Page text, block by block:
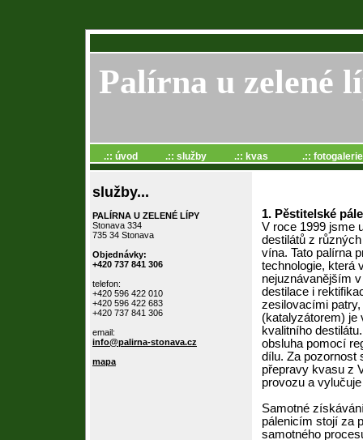
Palírna u zelené
.:: úvod .:: služby .:: kvas .:: fotogalerie
služby...
PALÍRNA U ZELENÉ LÍPY
Stonava 334
735 34 Stonava
Objednávky:
+420 737 841 306
telefon:
+420 596 422 010
+420 596 422 683
+420 737 841 306
email:
info@palirna-stonava.cz
mapa
1. Pěstitelské
V roce 1999 jsme
destilátů z
vína. Tato palírna
technologie, která
nejuznávanějším
destilace i
zesilovacími
(katalyzátorem) je
kvalitního
obsluha pomocí
dílu. Za pozornost
přepravy kvasu z
provozu a
Samotné
pálenicím stojí za
samotného